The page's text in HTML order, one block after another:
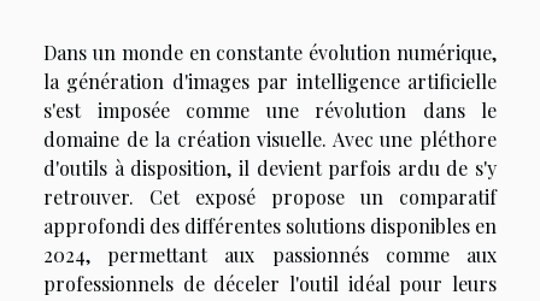
Dans un monde en constante évolution numérique,
la génération d'images par intelligence artificielle
s'est imposée comme une révolution dans le
domaine de la création visuelle. Avec une pléthore
d'outils à disposition, il devient parfois ardu de s'y
retrouver. Cet exposé propose un comparatif
approfondi des différentes solutions disponibles en
2024, permettant aux passionnés comme aux
professionnels de déceler l'outil idéal pour leurs